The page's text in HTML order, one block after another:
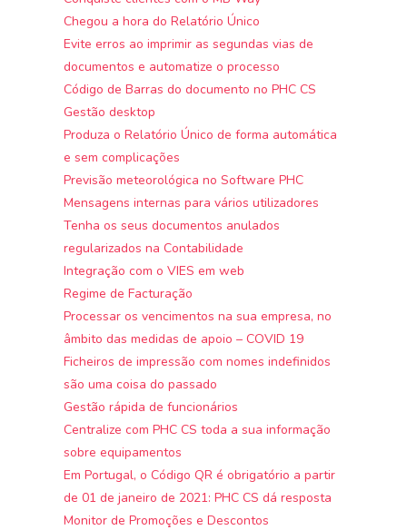
Chegou a hora do Relatório Único
Evite erros ao imprimir as segundas vias de
documentos e automatize o processo
Código de Barras do documento no PHC CS
Gestão desktop
Produza o Relatório Único de forma automática
e sem complicações
Previsão meteorológica no Software PHC
Mensagens internas para vários utilizadores
Tenha os seus documentos anulados
regularizados na Contabilidade
Integração com o VIES em web
Regime de Facturação
Processar os vencimentos na sua empresa, no
âmbito das medidas de apoio – COVID 19
Ficheiros de impressão com nomes indefinidos
são uma coisa do passado
Gestão rápida de funcionários
Centralize com PHC CS toda a sua informação
sobre equipamentos
Em Portugal, o Código QR é obrigatório a partir
de 01 de janeiro de 2021: PHC CS dá resposta
Monitor de Promoções e Descontos